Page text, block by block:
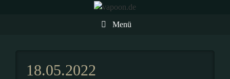
Menü
18.05.2022